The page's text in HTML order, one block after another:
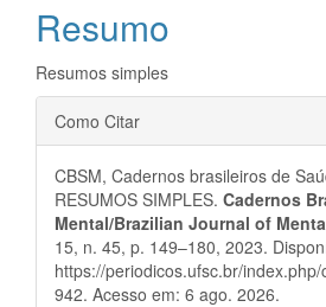
artigo
principal
Resumo
Resumos simples
Detalhes
do
artigo
Como Citar
CBSM, Cadernos brasileiros de
RESUMOS SIMPLES. Cadernos
Mental/Brazilian Journal of
15, n. 45, p. 149–180, 2023.
https://periodicos.ufsc.br/
942. Acesso em: 6 ago. 2026.